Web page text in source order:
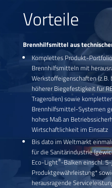
Tellerständer
Mehr
Vorteile
Brennhilfsmittel aus
Komplettes Produkt-
Brennhilfsmitteln mit
Werkstoffeigenschaften (z.B.
höherer Biegefestigkeit für
Tragerollen) sowie
Brennhilfsmittel-Systemen
hohes Maß an
Wirtschaftlichkeit im Einsatz
Bis dato im Weltmarkt
für die Sanitärindustrie
Eco-Light®-Balken einschl.
Produktgewährleistung*
herausragende